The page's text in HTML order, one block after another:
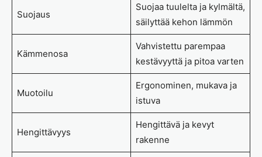
Suojaus
Suojaa tuulelta ja kylmältä,
säilyttää kehon lämmön
Kämmenosa
Vahvistettu parempaa
kestävyyttä ja pitoa varten
Muotoilu
Ergonominen, mukava ja
istuva
Hengittävyys
Hengittävä ja kevyt
rakenne